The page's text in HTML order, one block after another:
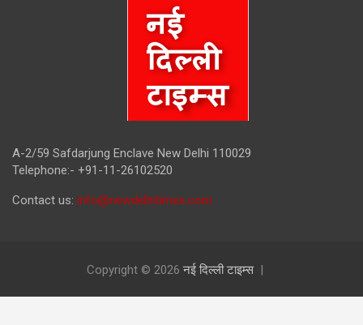
A-2/59 Safdarjung Enclave New Delhi 110029
Telephone:- +91-11-26102520
Contact us: info@newdelhitimes.com
Copyright © 2026 नई दिल्ली टाइम्स